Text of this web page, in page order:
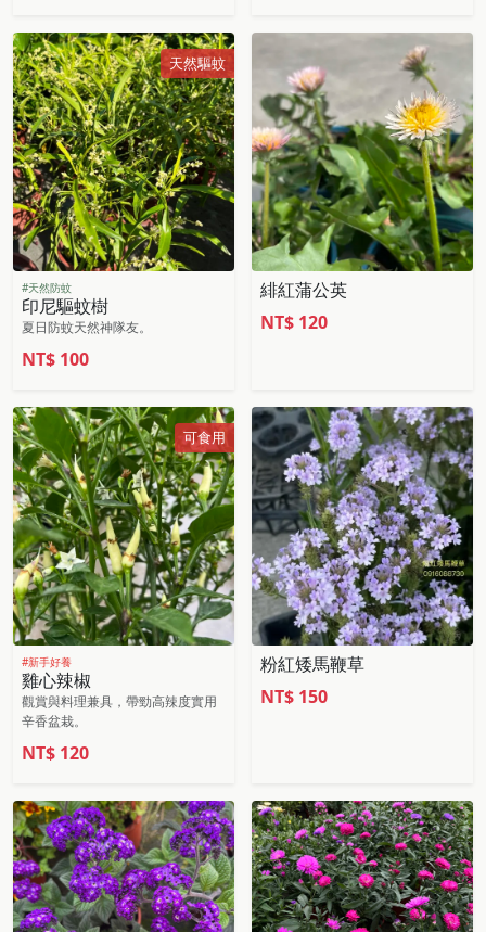
天然驅蚊
#天然防蚊
印尼驅蚊樹
夏日防蚊天然神隊友。
NT$ 100
緋紅蒲公英
NT$ 120
可食用
#新手好養
雞心辣椒
觀賞與料理兼具，帶勁高辣度實用
辛香盆栽。
NT$ 120
粉紅矮馬鞭草
NT$ 150